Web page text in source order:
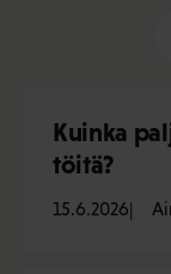
Kuinka
töitä?
15.6.2026